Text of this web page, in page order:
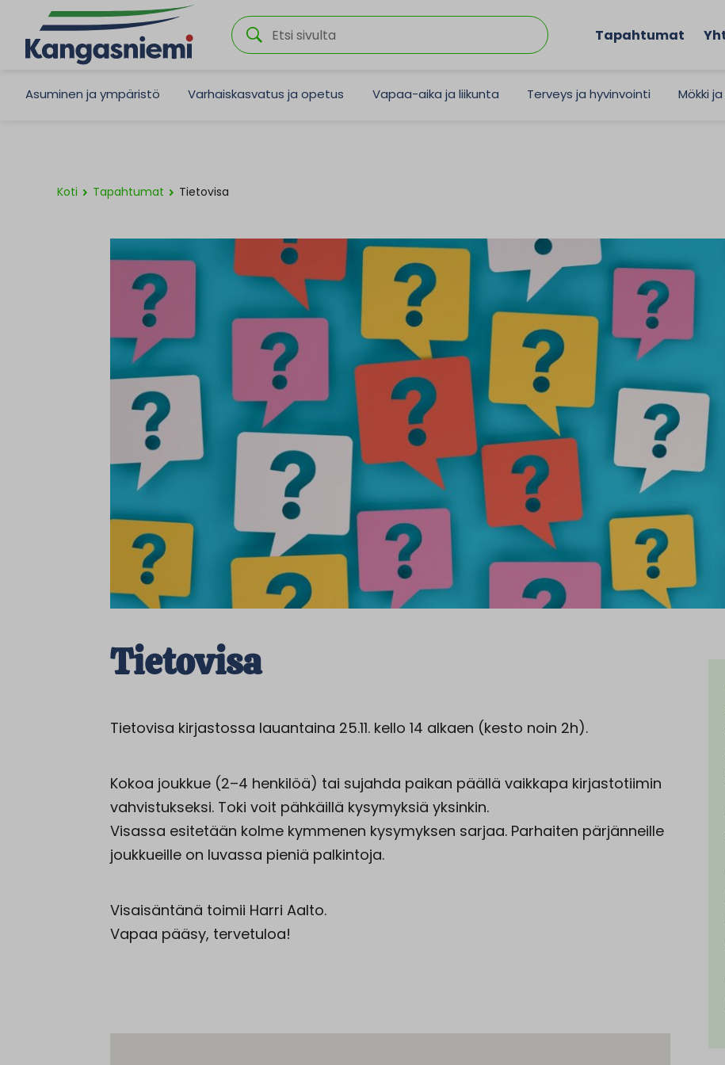
Tapahtumat
Asuminen ja ympäristö Varhaiskasvatus ja opetus Vapaa-aika ja liikunta Terveys ja hyvinvointi Mökki
Koti Tapahtumat Tietovisa
Tietovisa
Tietovisa kirjastossa lauantaina 25.11. kello 14 alkaen (kesto noin 2h).
Kokoa joukkue (2–4 henkilöä) tai sujahda paikan päällä vaikkapa kirjastotiimin
vahvistukseksi. Toki voit pähkäillä kysymyksiä yksinkin.
Visassa esitetään kolme kymmenen kysymyksen sarjaa. Parhaiten pärjänneille
joukkueille on luvassa pieniä palkintoja.
Visaisäntänä toimii Harri Aalto.
Vapaa pääsy, tervetuloa!